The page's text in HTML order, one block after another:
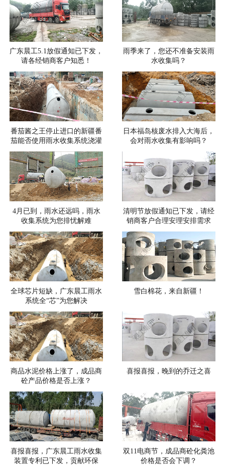
广东晨工5.1放假通知已下发，
请各经销商客户知悉！
雨季来了，您还不准备安装雨
水收集吗？
番茄酱之王停止进口的新疆番
茄能否使用雨水收集系统浇灌
日本福岛核废水排入大海后，
会对雨水收集有影响吗？
4月已到，雨水还远吗，雨水
收集系统为您排忧解难
清明节放假通知已下发，请经
销商客户合理安理安排需求
全球芯片短缺，广东晨工雨水
系统全“芯”为您解决
雪白棉花，来自新疆！
商品水泥价格上涨了，成品商
砼产品价格是否上涨？
喜报喜报，晚到的乔迁之喜
喜报喜报，广东晨工雨水收集
装置专利已下发，贡献环保
双11电商节，成品商砼化粪池
价格是否会下调？